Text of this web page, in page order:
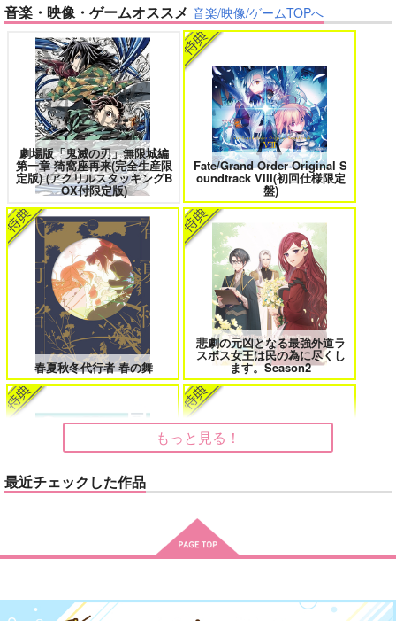
出来損ないのラブソング Riff 兎太と烏堂
花金ラブアクシデント! 絶対ど～しても楽していきたいっ!
鬼上司・獄寺さんは暴かれたい。 6 恋してくれるな、マイバディ
みなと商事コインランドリー 7 光が死んだ夏 9
夜明けの唄 7
音楽・映像・ゲームオススメ 音楽/映像/ゲームTOPへ
劇場版「鬼滅の刃」無限城編
第一章 猗窩座再来(完全生産限
定版) (アクリルスタッキングB
OX付限定版)
Fate/Grand Order Original S
oundtrack VIII(初回仕様限定
盤)
春夏秋冬代行者 春の舞
悲劇の元凶となる最強外道ラ
スボス女王は民の為に尽くし
ます。Season2
cloud nine(古川 慎盤)/古川慎
もっと見る！
最近チェックした作品